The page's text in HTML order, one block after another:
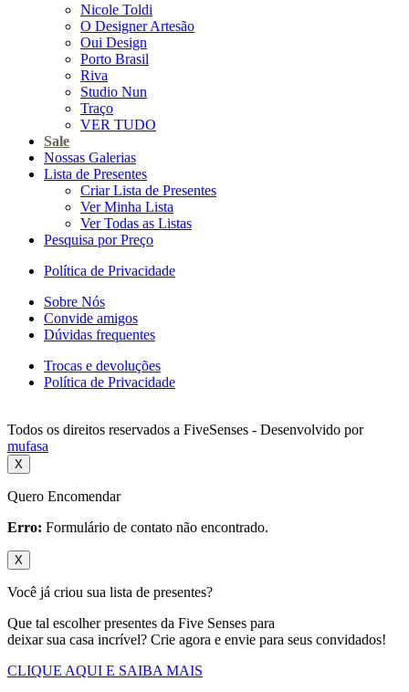
Nicole Toldi
O Designer Artesão
Oui Design
Porto Brasil
Riva
Studio Nun
Traço
VER TUDO
Sale
Nossas Galerias
Lista de Presentes
Criar Lista de Presentes
Ver Minha Lista
Ver Todas as Listas
Pesquisa por Preço
Política de Privacidade
Sobre Nós
Convide amigos
Dúvidas frequentes
Trocas e devoluções
Política de Privacidade
Todos os direitos reservados a FiveSenses - Desenvolvido por
mufasa
X
Quero Encomendar
Erro: Formulário de contato não encontrado.
X
Você já criou sua lista de presentes?
Que tal escolher presentes da Five Senses para
deixar sua casa incrível? Crie agora e envie para seus convidados!
CLIQUE AQUI E SAIBA MAIS